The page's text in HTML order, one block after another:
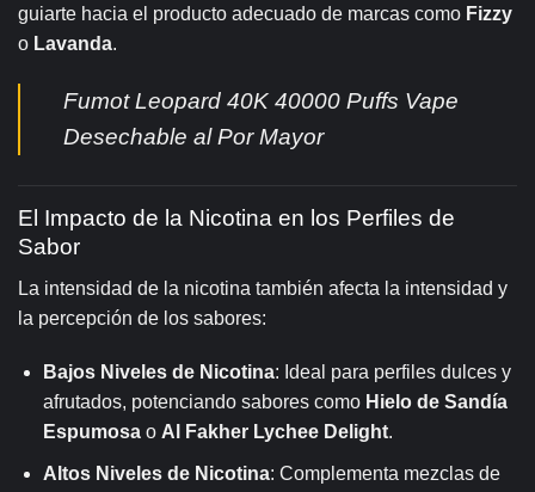
guiarte hacia el producto adecuado de marcas como Fizzy
o Lavanda.
Fumot Leopard 40K 40000 Puffs Vape
Desechable al Por Mayor
El Impacto de la Nicotina en los Perfiles de
Sabor
La intensidad de la nicotina también afecta la intensidad y
la percepción de los sabores:
Bajos Niveles de Nicotina: Ideal para perfiles dulces y
afrutados, potenciando sabores como Hielo de Sandía
Espumosao Al Fakher Lychee Delight.
Altos Niveles de Nicotina: Complementa mezclas de